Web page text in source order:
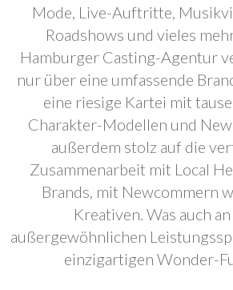
Mode, Live-Auftritte,
Roadshows und vieles
Hamburger Casting-Agentur
nur über eine umfassende
eine riesige Kartei mit
Charakter-Modellen und
außerdem stolz auf die
Zusammenarbeit mit Local
Brands, mit Newcommern
Kreativen. Was auch
außergewöhnlichen
einzigartigen Wonder-